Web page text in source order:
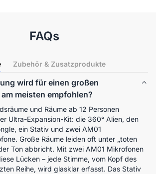
FAQs
Zubehör & Zusatzprodukte
wird für einen großen
meisten empfohlen?
und Räume ab 12 Personen
Ultra-Expansion-Kit: die 360° Alien, den
ein Stativ und zwei AM01
Große Räume leiden oft unter „toten
Ton abbricht. Mit zwei AM01 Mikrofonen
Lücken – jede Stimme, vom Kopf des
Reihe, wird glasklar erfasst. Das Stativ